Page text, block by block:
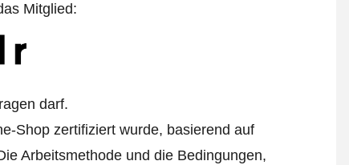
Mitglied:
darf.
Shop zertifiziert wurde, basierend auf
Arbeitsmethode und die Bedingungen,